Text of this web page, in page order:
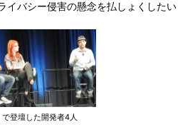
イバシー侵害の懸念を払しょくしたい
で登壇した開発者4人